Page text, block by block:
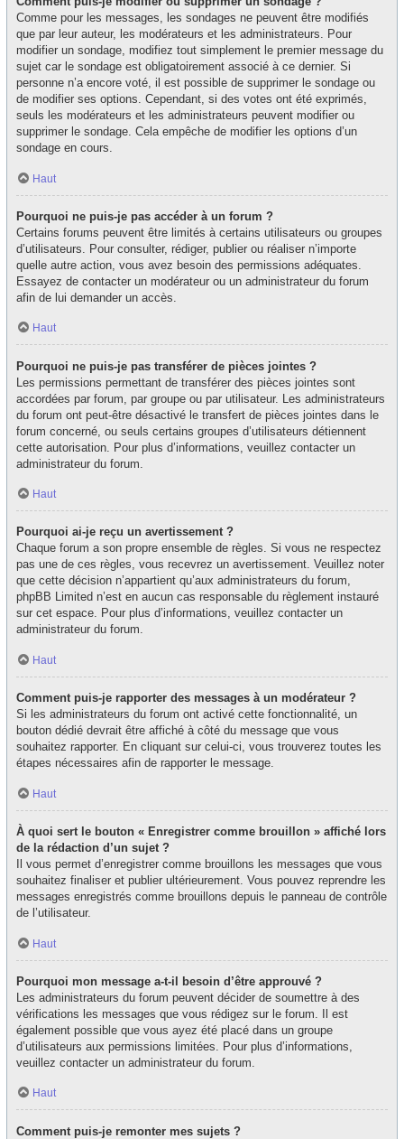
Comme pour les messages, les sondages ne peuvent être modifiés
que par leur auteur, les modérateurs et les administrateurs. Pour
modifier un sondage, modifiez tout simplement le premier message du
sujet car le sondage est obligatoirement associé à ce dernier. Si
personne n’a encore voté, il est possible de supprimer le sondage ou
de modifier ses options. Cependant, si des votes ont été exprimés,
seuls les modérateurs et les administrateurs peuvent modifier ou
supprimer le sondage. Cela empêche de modifier les options d’un
sondage en cours.
Haut
Pourquoi ne puis-je pas accéder à un forum ?
Certains forums peuvent être limités à certains utilisateurs ou groupes
d’utilisateurs. Pour consulter, rédiger, publier ou réaliser n’importe
quelle autre action, vous avez besoin des permissions adéquates.
Essayez de contacter un modérateur ou un administrateur du forum
afin de lui demander un accès.
Haut
Pourquoi ne puis-je pas transférer de pièces jointes ?
Les permissions permettant de transférer des pièces jointes sont
accordées par forum, par groupe ou par utilisateur. Les administrateurs
du forum ont peut-être désactivé le transfert de pièces jointes dans le
forum concerné, ou seuls certains groupes d’utilisateurs détiennent
cette autorisation. Pour plus d’informations, veuillez contacter un
administrateur du forum.
Haut
Pourquoi ai-je reçu un avertissement ?
Chaque forum a son propre ensemble de règles. Si vous ne respectez
pas une de ces règles, vous recevrez un avertissement. Veuillez noter
que cette décision n’appartient qu’aux administrateurs du forum,
phpBB Limited n’est en aucun cas responsable du règlement instauré
sur cet espace. Pour plus d’informations, veuillez contacter un
administrateur du forum.
Haut
Comment puis-je rapporter des messages à un modérateur ?
Si les administrateurs du forum ont activé cette fonctionnalité, un
bouton dédié devrait être affiché à côté du message que vous
souhaitez rapporter. En cliquant sur celui-ci, vous trouverez toutes les
étapes nécessaires afin de rapporter le message.
Haut
À quoi sert le bouton « Enregistrer comme brouillon » affiché lors
de la rédaction d’un sujet ?
Il vous permet d’enregistrer comme brouillons les messages que vous
souhaitez finaliser et publier ultérieurement. Vous pouvez reprendre les
messages enregistrés comme brouillons depuis le panneau de contrôle
de l’utilisateur.
Haut
Pourquoi mon message a-t-il besoin d’être approuvé ?
Les administrateurs du forum peuvent décider de soumettre à des
vérifications les messages que vous rédigez sur le forum. Il est
également possible que vous ayez été placé dans un groupe
d’utilisateurs aux permissions limitées. Pour plus d’informations,
veuillez contacter un administrateur du forum.
Haut
Comment puis-je remonter mes sujets ?